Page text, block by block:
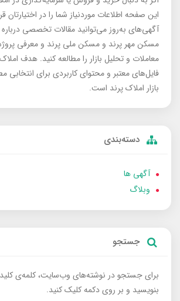
این صفحه اطلاعات موردنیاز شما را در اختیارتان
آگهی‌های به‌روز می‌توانید مقالات تخصصی
مسکن مهر پرند و مسکن ملی پرند و معرفی
معاملات و تحلیل بازار را مطالعه کنید. هدف
فایل‌های معتبر و محتوای کاربردی برای انتخابی
بازار املاک پرند است.
دسته‌بندی
آگهی ها
وبلاگ
جستجو
برای جستجو در نوشته‌های وب‌سایت، کلمه‌ی
بنویسید و بر روی دکمه کلیک کنید.